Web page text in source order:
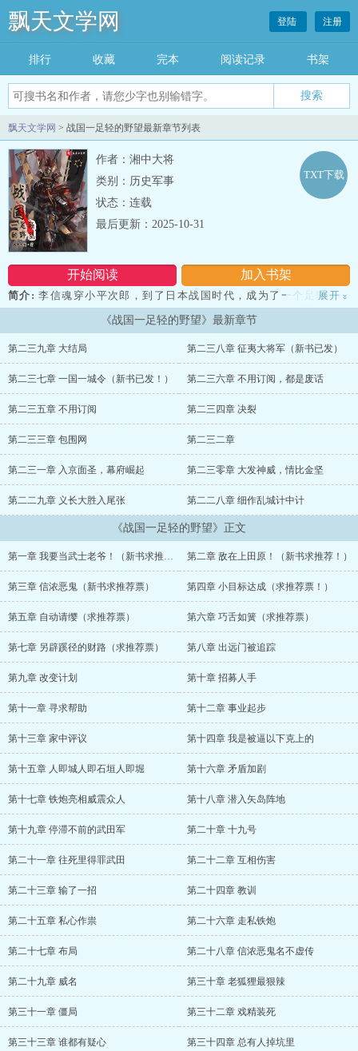
飘天文学网 登陆 注册
排行 收藏 完本 阅读记录 书架
飘天文学网 > 战国一足轻的野望最新章节列表
作者：湘中大将
类别：历史军事
状态：连载
开始阅读 加入书架
TXT下载
最后更新：2025-10-31
简介: 李信魂穿小平次郎，到了日本战国时代，成为了一个足轻，一
开始只想混个武士改善一下生活水平。 可是现实很残酷，为了能够
在这乱世活下去，他不得不一点一点的往上爬，最后爬上了天下人的
位置……...
展开 »
《战国一足轻的野望》最新章节
第二三九章 大结局 第二三八章 征夷大将军（新书已发）
第二三七章 一国一城令（新书已发！） 第二三六章 不用订阅，都是废话
第二三五章 不用订阅 第二三四章 决裂
第二三三章 包围网 第二三二章
第二三一章 入京面圣，幕府崛起 第二三零章 大发神威，情比金坚
第二二九章 义长大胜入尾张 第二二八章 细作乱城计中计
《战国一足轻的野望》正文
第一章 我要当武士老爷！（新书求推荐票） 第二章 敌在上田原！（新书求推荐！）
第三章 信浓恶鬼（新书求推荐票） 第四章 小目标达成（求推荐票！）
第五章 自动请缨（求推荐票） 第六章 巧舌如簧（求推荐票）
第七章 另辟蹊径的财路（求推荐票） 第八章 出远门被追踪
第九章 改变计划 第十章 招募人手
第十一章 寻求帮助 第十二章 事业起步
第十三章 家中评议 第十四章 我是被逼以下克上的
第十五章 人即城人即石垣人即堀 第十六章 矛盾加剧
第十七章 铁炮亮相威震众人 第十八章 潜入矢岛阵地
第十九章 停滞不前的武田军 第二十章 十九号
第二十一章 往死里得罪武田 第二十二章 互相伤害
第二十三章 输了一招 第二十四章 教训
第二十五章 私心作祟 第二十六章 走私铁炮
第二十七章 布局 第二十八章 信浓恶鬼名不虚传
第二十九章 威名 第三十章 老狐狸最狠辣
第三十一章 僵局 第三十二章 戏精装死
第三十三章 谁都有疑心 第三十四章 总有人掉坑里